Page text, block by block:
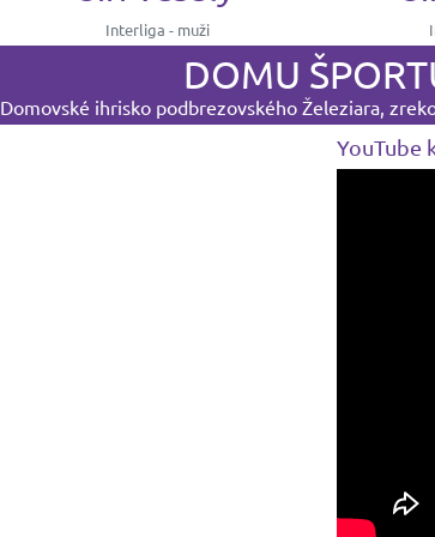
Interliga - muži
DOMU
Domovské ihrisko podbrezovského Železiara,
YouTube